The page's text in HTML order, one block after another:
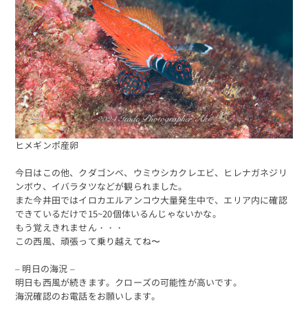
ヒメギンポ産卵
今日はこの他、クダゴンベ、ウミウシカクレエビ、ヒレナガネジリ
ンボウ、イバラタツなどが観られました。
また今井田ではイロカエルアンコウ大量発生中で、エリア内に確認
できているだけで15~20個体いるんじゃないかな。
もう覚えきれません・・・
この西風、頑張って乗り越えてね〜
– 明日の海況 –
明日も西風が続きます。クローズの可能性が高いです。
海況確認のお電話をお願いします。
海況をチェック